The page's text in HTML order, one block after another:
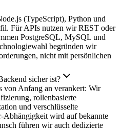
(TypeScript), Python und
Für APIs nutzen wir REST oder
PostgreSQL, MySQL und
begründen wir
nicht mit persönlichen
sicher ist?
von Anfang an verankert: Wir
rollenbasierte
und verschlüsselte
Abhängigkeit wird auf bekannte
führen wir auch dedizierte